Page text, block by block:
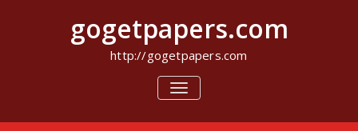
キ
gogetpapers.com
http://gogetpapers.com
ナ
ビ